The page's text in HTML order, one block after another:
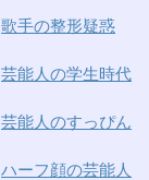
歌手の整形疑惑
芸能人の学生時代
芸能人のすっぴん
ハーフ顔の芸能人